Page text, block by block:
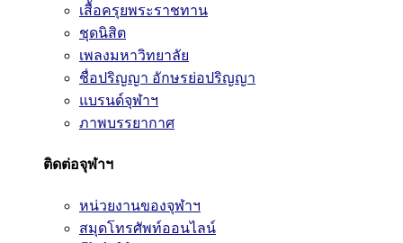
เสื้อครุยพระราชทาน
ชุดนิสิต
เพลงมหาวิทยาลัย
ชื่อปริญญา อักษรย่อปริญญา
แบรนด์จุฬาฯ
ภาพบรรยากาศ
ติดต่อจุฬาฯ
หน่วยงานของจุฬาฯ
สมุดโทรศัพท์ออนไลน์